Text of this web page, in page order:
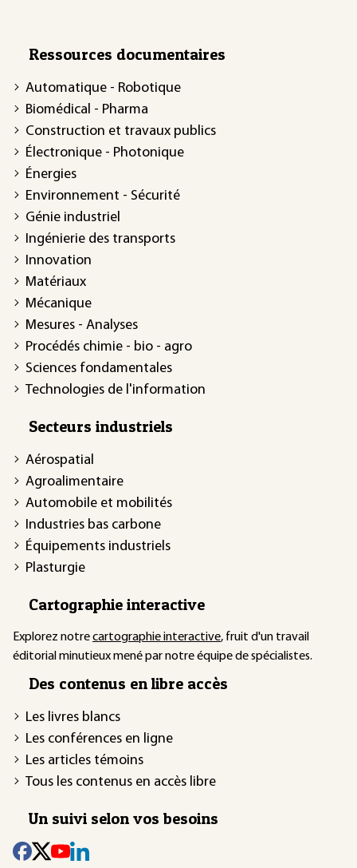
Ressources documentaires
Automatique - Robotique
Biomédical - Pharma
Construction et travaux publics
Électronique - Photonique
Énergies
Environnement - Sécurité
Génie industriel
Ingénierie des transports
Innovation
Matériaux
Mécanique
Mesures - Analyses
Procédés chimie - bio - agro
Sciences fondamentales
Technologies de l'information
Secteurs industriels
Aérospatial
Agroalimentaire
Automobile et mobilités
Industries bas carbone
Équipements industriels
Plasturgie
Cartographie interactive
Explorez notrecartographie interactive, fruit d'un travail
éditorial minutieux mené par notre équipe de spécialistes.
Des contenus en libre accès
Les livres blancs
Les conférences en ligne
Les articles témoins
Tous les contenus en accès libre
Un suivi selon vos besoins